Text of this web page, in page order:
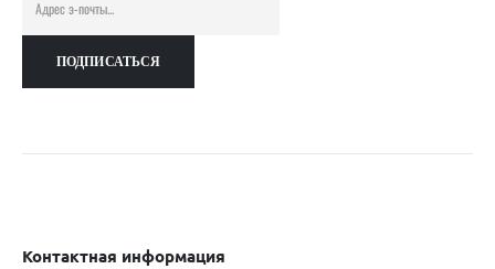
Контактная информация